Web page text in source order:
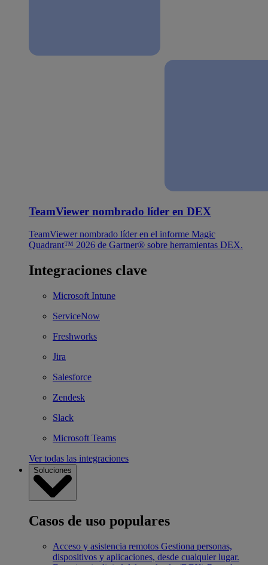
TeamViewer nombrado líder en DEX
TeamViewer nombrado líder en el informe Magic
Quadrant™ 2026 de Gartner® sobre herramientas DEX.
Integraciones clave
Microsoft Intune
ServiceNow
Freshworks
Jira
Salesforce
Zendesk
Slack
Microsoft Teams
Ver todas las integraciones
Soluciones
Casos de uso populares
Acceso y asistencia remotos Gestiona personas,
dispositivos y aplicaciones, desde cualquier lugar.